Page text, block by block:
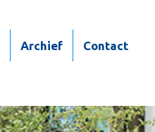
Archief Contact